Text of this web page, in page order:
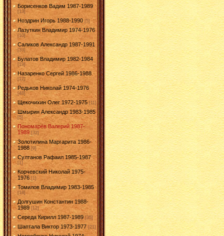
Борисенков Вадим 1987-1989
[13]
Ноздрин Игорь 1988-1990 [5]
Лазуткин Владимир 1974-1976
[10]
Саликов Александр 1987-1991
[33]
Булатов Владимир 1982-1984
[19]
Назаренко Сергей 1986-1988
[12]
Редьков Николай 1974-1976
[48]
Щекочихин Олег 1972-1975 [11]
Шмырин Александр 1983-1985
[5]
Пономарёв Валерий 1987-
1989 [32]
Золотилина Маргарита 1986-
1988 [9]
Султанов Рафаил 1985-1987
[1]
Корчевский Николай 1975-
1976 [1]
Томилов Владимир 1983-1985
[18]
Долгушин Константин 1988-
1989 [12]
Середа Кирилл 1987-1989 [35]
Шаптала Виктор 1973-1977 [21]